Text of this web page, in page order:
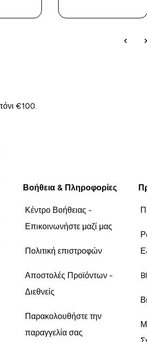
€100.
Βοήθεια & Πληροφορίες
Κέντρο Βοήθειας -
Επικοινωνήστε μαζί μας
Πολιτική επιστροφών
Αποστολές Προϊόντων -
Διεθνείς
Παρακολουθήστε την
παραγγελία σας